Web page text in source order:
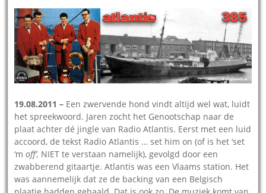
19.08.2011 – Een zwervende hond vindt altijd wel wat, luidt
het spreekwoord. Jaren zocht het Genootschap naar de
plaat achter dé jingle van Radio Atlantis. Eerst met een luid
accoord, de tekst Radio Atlantis … set him on (of is het ‘set
‘moff’, NIET te verstaan namelijk), gevolgd door een
zwabberend gitaartje. Atlantis was een Vlaams station. Het
was aannemelijk dat ze de backing van een Belgisch